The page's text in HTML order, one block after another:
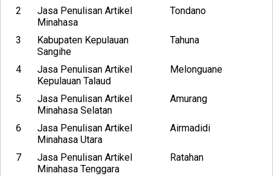
2
Jasa Penulisan Artikel
Minahasa
Tondano
3
Kabupaten Kepulauan
Sangihe
Tahuna
4
Jasa Penulisan Artikel
Kepulauan Talaud
Melonguane
5
Jasa Penulisan Artikel
Minahasa Selatan
Amurang
6
Jasa Penulisan Artikel
Minahasa Utara
Airmadidi
7
Jasa Penulisan Artikel
Minahasa Tenggara
Ratahan